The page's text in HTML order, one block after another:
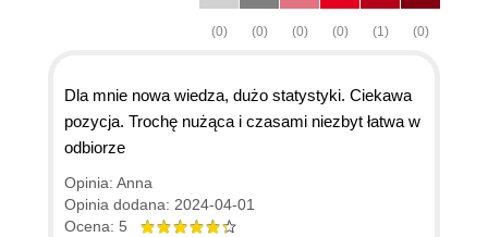
(0)
(1)
(0)
(0)
(0)
(0)
Dla mnie nowa wiedza, dużo statystyki. Ciekawa
pozycja. Trochę nużąca i czasami niezbyt łatwa w
odbiorze
Opinia: Anna
Opinia dodana: 2024-04-01
Ocena: 5